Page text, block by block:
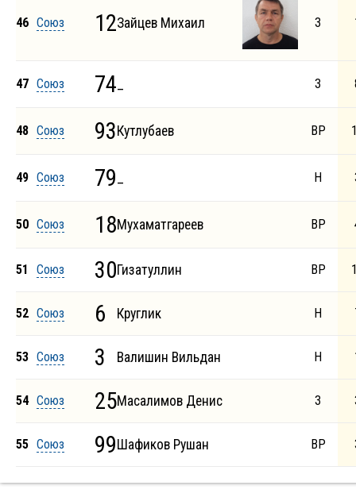
46 Союз 12Зайцев Михаил З
47 Союз 74_ З
48 Союз 93 Кутлубаев ВР
49 Союз 79_ Н
50 Союз 18Мухаматгареев ВР
51 Союз 30Гизатуллин ВР
52 Союз 6 Круглик Н
53 Союз 3 Валишин Вильдан Н
54 Союз 25Масалимов Денис З
55 Союз 99 Шафиков Рушан ВР